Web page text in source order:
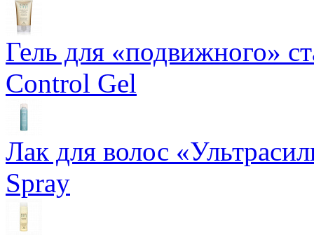
Гель для «подвижного»
Control Gel
Лак для волос
Spray